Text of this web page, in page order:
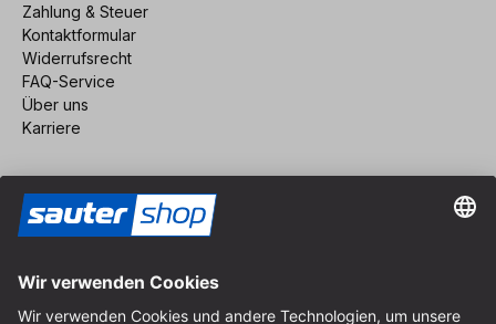
Zahlung & Steuer
Kontaktformular
Widerrufsrecht
FAQ-Service
Über uns
Karriere